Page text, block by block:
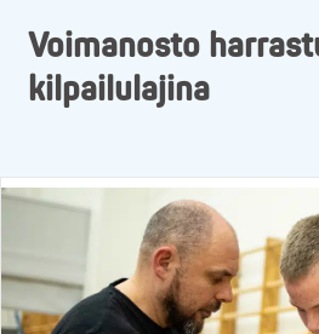
Voimanosto
kilpailulajina